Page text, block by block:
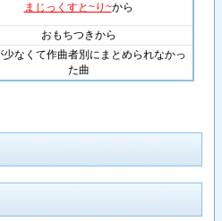
まじっくすと~り~から
おもちつきから
少なくて作曲者別にまとめられなかっ
た曲